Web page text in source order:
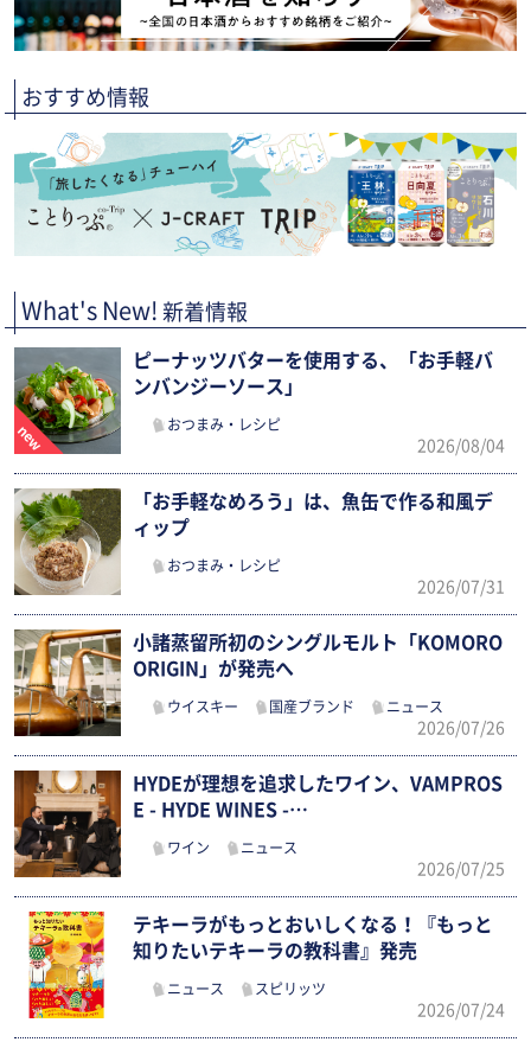
おすすめ情報
What's New! 新着情報
ピーナッツバターを使用する、「お手軽バ
ンバンジーソース」
おつまみ・レシピ
2026/08/04
「お手軽なめろう」は、魚缶で作る和風デ
ィップ
おつまみ・レシピ
2026/07/31
小諸蒸留所初のシングルモルト「KOMORO
ORIGIN」が発売へ
ウイスキー 国産ブランド ニュース
2026/07/26
HYDEが理想を追求したワイン、VAMPROS
E - HYDE WINES -…
ワイン ニュース
2026/07/25
テキーラがもっとおいしくなる！『もっと
知りたいテキーラの教科書』発売
ニュース スピリッツ
2026/07/24